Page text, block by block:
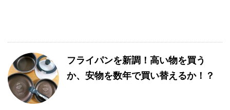
フライパンを新調！高い物を買う
か、安物を数年で買い替えるか！？